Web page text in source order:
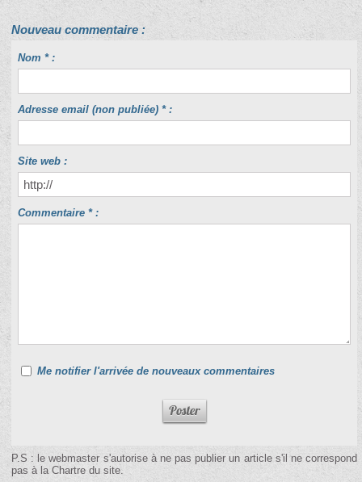
Nouveau commentaire :
Nom * :
Adresse email (non publiée) * :
Site web :
Commentaire * :
Me notifier l'arrivée de nouveaux commentaires
P.S : le webmaster s'autorise à ne pas publier un article s'il ne correspond
pas à la Chartre du site.